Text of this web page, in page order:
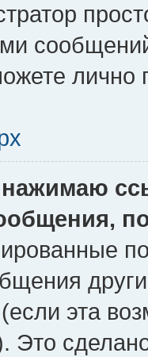
лично
нажимаю
эта
Это